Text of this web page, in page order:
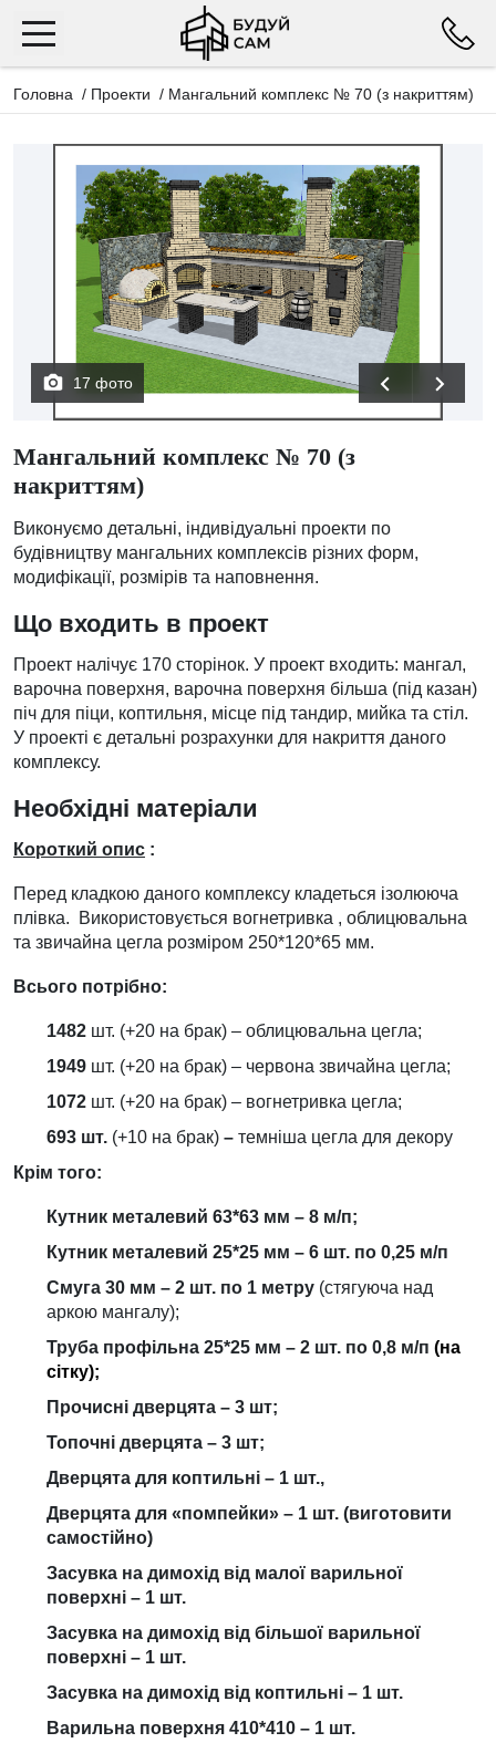
Головна / Проекти / Мангальний комплекс № 70 (з накриттям)
17 фото
Мангальний комплекс № 70 (з
накриттям)
Виконуємо детальні, індивідуальні проекти по
будівництву мангальних комплексів різних форм,
модифікації, розмірів та наповнення.
Що входить в проект
Проект налічує 170 сторінок. У проект входить: мангал,
варочна поверхня, варочна поверхня більша (під казан)
піч для піци, коптильня, місце під тандир, мийка та стіл.
У проекті є детальні розрахунки для накриття даного
комплексу.
Необхідні матеріали
Короткий опис :
Перед кладкою даного комплексу кладеться ізолююча
плівка. Використовується вогнетривка , облицювальна
та звичайна цегла розміром 250*120*65 мм.
Всього потрібно:
1482 шт. (+20 на брак) – облицювальна цегла;
1949 шт. (+20 на брак) – червона звичайна цегла;
1072 шт. (+20 на брак) – вогнетривка цегла;
693 шт. (+10 на брак) – темніша цегла для декору
Крім того:
Кутник металевий 63*63 мм – 8 м/п;
Кутник металевий 25*25 мм – 6 шт. по 0,25 м/п
Смуга 30 мм – 2 шт. по 1 метру (стягуюча над
аркою мангалу);
Труба профільна 25*25 мм – 2 шт. по 0,8 м/п (на
сітку);
Прочисні дверцята – 3 шт;
Топочні дверцята – 3 шт;
Дверцята для коптильні – 1 шт.,
Дверцята для «помпейки» – 1 шт. (виготовити
самостійно)
Засувка на димохід від малої варильної
поверхні – 1 шт.
Засувка на димохід від більшої варильної
поверхні – 1 шт.
Засувка на димохід від коптильні – 1 шт.
Варильна поверхня 410*410 – 1 шт.